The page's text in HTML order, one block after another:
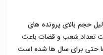
حجم بالای پرونده های
تعداد شعب و قضات باعث
حتی برای سال ها شده است